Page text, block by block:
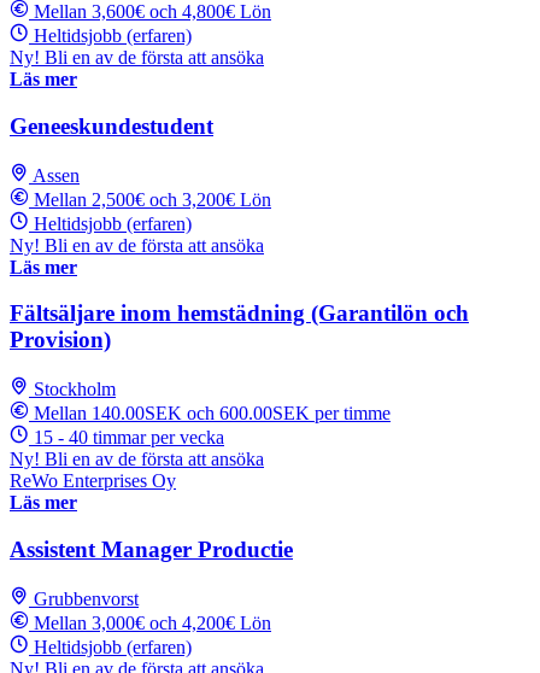
Mellan 3,600€ och 4,800€ Lön
Heltidsjobb (erfaren)
Ny! Bli en av de första att ansöka
Läs mer
Geneeskundestudent
Assen
Mellan 2,500€ och 3,200€ Lön
Heltidsjobb (erfaren)
Ny! Bli en av de första att ansöka
Läs mer
Fältsäljare inom hemstädning (Garantilön och
Provision)
Stockholm
Mellan 140.00SEK och 600.00SEK per timme
15 - 40 timmar per vecka
Ny! Bli en av de första att ansöka
ReWo Enterprises Oy
Läs mer
Assistent Manager Productie
Grubbenvorst
Mellan 3,000€ och 4,200€ Lön
Heltidsjobb (erfaren)
Ny! Bli en av de första att ansöka